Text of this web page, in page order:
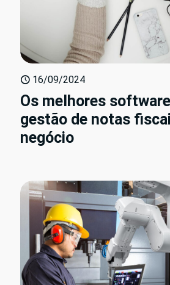
16/09/2024
Os melhores
gestão de notas
negócio